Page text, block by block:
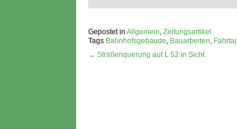
Gepostet in Allgemein, Zeitungsartikel
Tags Bahnhofsgebäude, Bauarbeiten,
← Straßenquerung auf L 52 in Sicht